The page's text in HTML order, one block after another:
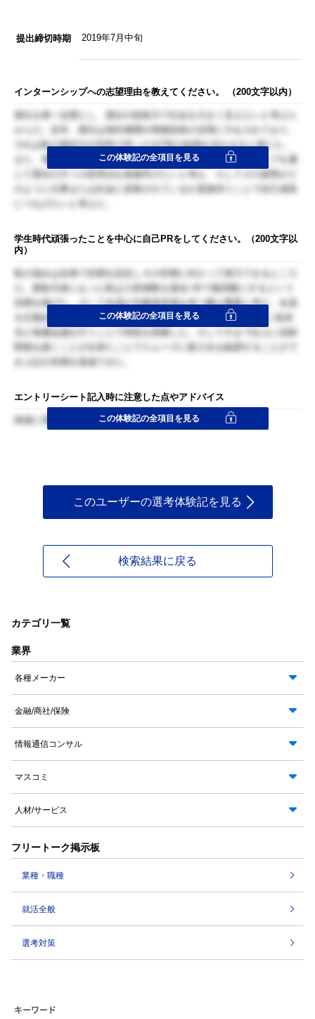
提出締切時期 2019年7月中旬
インターンシップへの志望理由を教えてください。 （200文字以内）
貴社を第一志望とし、貴社の技術力で社会を大きく支えたいと考えた
からだ。近年、貴社は海外展開や情報技術の活用に力を入れており、
それは私の英語力や学部で培ったIoT等の知識を活かせると感じた。
また、電機メーカー業界でトップを走る貴社のインターンシップを通
じて貴社の方々の思考法を直接学びたいと考え、そしてその姿勢がど
のように仕事または社会に反映されているか直接伺うことで自己成長
この体験記の全項目を見る
学生時代頑張ったことを中心に自己PRをしてください。（200文字以
内）
私の強みは自身で目標を設定しその目標に向かって努力できるところ
だ。新歓代表になった私は入部者数を過去○年で最高数にするという
目標を掲げた。そして全員が当事者意識を持つ事が重要と考え、全員
を広報担当、企画担当、コーチ担当の3つに割り振った。さらに各担
当と毎週会議を行うことで現状を把握した。そして今まで以上に信頼
関係を築くことが出来たことでスムーズに新入生を勧誘することがで
き上記の目標を達成できた。
この体験記の全項目を見る
エントリーシート記入時に注意した点やアドバイス
簡潔に理解しやすいように書くこと。
この体験記の全項目を見る
このユーザーの選考体験記を見る
検索結果に戻る
カテゴリ一覧
業界
各種メーカー
金融/商社/保険
情報通信コンサル
マスコミ
人材/サービス
フリートーク掲示板
業種・職種
就活全般
選考対策
キーワード